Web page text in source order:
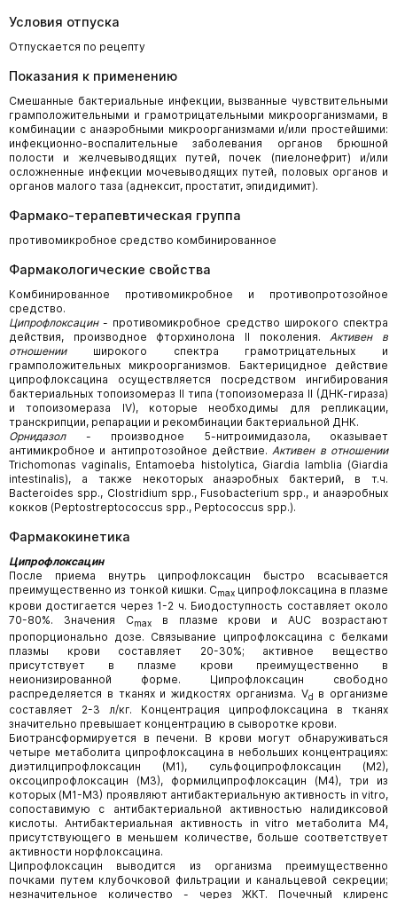
Условия отпуска
Отпускается по рецепту
Показания к применению
Смешанные бактериальные инфекции, вызванные чувствительными
грамположительными и грамотрицательными микроорганизмами, в
комбинации с анаэробными микроорганизмами и/или простейшими:
инфекционно-воспалительные заболевания органов брюшной
полости и желчевыводящих путей, почек (пиелонефрит) и/или
осложненные инфекции мочевыводящих путей, половых органов и
органов малого таза (аднексит, простатит, эпидидимит).
Фармако-терапевтическая группа
противомикробное средство комбинированное
Фармакологические свойства
Комбинированное противомикробное и противопротозойное
средство.
Ципрофлоксацин- противомикробное средство широкого спектра
действия, производное фторхинолона II поколения.Активен в
отношенииширокого спектра грамотрицательных и
грамположительных микроорганизмов. Бактерицидное действие
ципрофлоксацина осуществляется посредством ингибирования
бактериальных топоизомераз II типа (топоизомераза II (ДНК-гираза)
и топоизомераза IV), которые необходимы для репликации,
транскрипции, репарации и рекомбинации бактериальной ДНК.
Орнидазол- производное 5-нитроимидазола, оказывает
антимикробное и антипротозойное действие.Активен в отношении
Trichomonas vaginalis, Entamoeba histolytica, Giardia lamblia (Giardia
intestinalis), а также некоторых анаэробных бактерий, в т.ч.
Bacteroides spp., Clostridium spp., Fusobacterium spp., и анаэробных
кокков (Peptostreptococcus spp., Peptococcus spp.).
Фармакокинетика
Ципрофлоксацин
После приема внутрь ципрофлоксацин быстро всасывается
преимущественно из тонкой кишки. Cmax ципрофлоксацина в плазме
крови достигается через 1-2 ч. Биодоступность составляет около
70-80%. Значения Cmaxв плазме крови и AUC возрастают
пропорционально дозе. Связывание ципрофлоксацина с белками
плазмы крови составляет 20-30%; активное вещество
присутствует в плазме крови преимущественно в
неионизированной форме. Ципрофлоксацин свободно
распределяется в тканях и жидкостях организма. Vd в организме
составляет 2-3 л/кг. Концентрация ципрофлоксацина в тканях
значительно превышает концентрацию в сыворотке крови.
Биотрансформируется в печени. В крови могут обнаруживаться
четыре метаболита ципрофлоксацина в небольших концентрациях:
диэтилципрофлоксацин (M1), сульфоципрофлоксацин (М2),
оксоципрофлоксацин (М3), формилципрофлоксацин (М4), три из
которых (M1-М3) проявляют антибактериальную активность in vitro,
сопоставимую с антибактериальной активностью налидиксовой
кислоты. Антибактериальная активность in vitro метаболита M4,
присутствующего в меньшем количестве, больше соответствует
активности норфлоксацина.
Ципрофлоксацин выводится из организма преимущественно
почками путем клубочковой фильтрации и канальцевой секреции;
незначительное количество - через ЖКТ. Почечный клиренс